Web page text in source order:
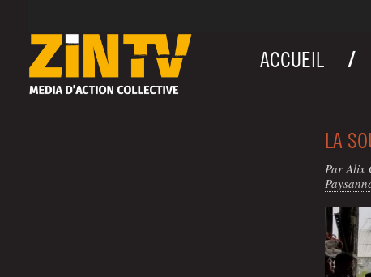
ACCUEIL
LA
Par Alix